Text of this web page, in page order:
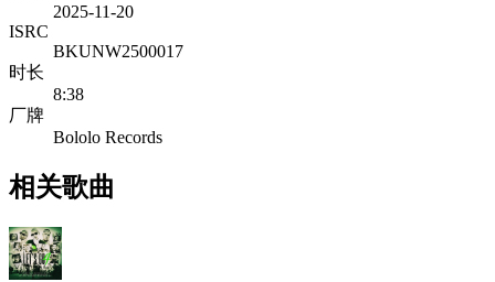
2025-11-20
ISRC
BKUNW2500017
时长
8:38
厂牌
Bololo Records
相关歌曲